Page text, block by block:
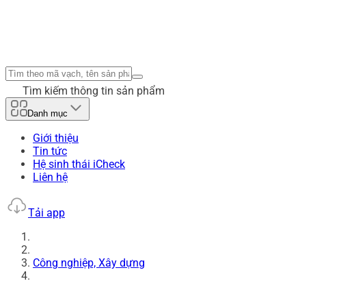
Tìm kiếm thông tin sản phẩm
Danh mục
Giới thiệu
Tin tức
Hệ sinh thái iCheck
Liên hệ
Tải app
Công nghiệp, Xây dựng